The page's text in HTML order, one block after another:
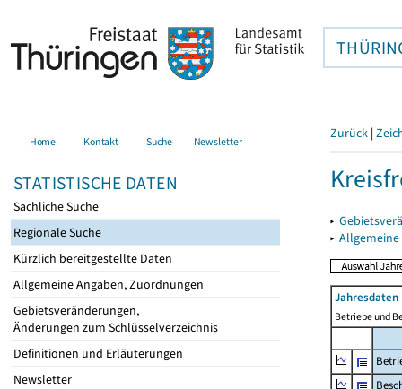
Home Kontakt Suche Newsletter
STATISTISCHE DATEN
Sachliche Suche
Regionale Suche
Kürzlich bereitgestellte Daten
Allgemeine Angaben, Zuordnungen
Gebietsveränderungen,
Änderungen zum Schlüsselverzeichnis
Definitionen und Erläuterungen
Newsletter
Zurück |
▸
▸
Jahresdaten
Betriebe und